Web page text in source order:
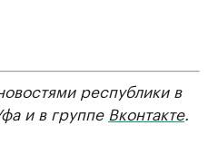
республики в
и в группе Вконтакте.